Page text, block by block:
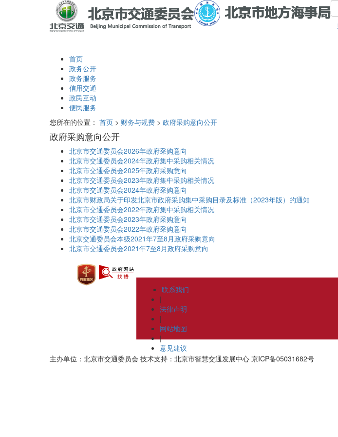
首页
政务公开
政务服务
信用交通
政民互动
便民服务
您所在的位置： 首页 > 财务与规费 > 政府采购意向公开
政府采购意向公开
北京市交通委员会2026年政府采购意向
北京市交通委员会2024年政府集中采购相关情况
北京市交通委员会2025年政府采购意向
北京市交通委员会2023年政府集中采购相关情况
北京市交通委员会2024年政府采购意向
北京市财政局关于印发北京市政府采购集中采购目录及标准（2023年版）的通知
北京市交通委员会2022年政府集中采购相关情况
北京市交通委员会2023年政府采购意向
北京市交通委员会2022年政府采购意向
北京交通委员会本级2021年7至8月政府采购意向
北京市交通委员会2021年7至8月政府采购意向
联系我们
|
法律声明
|
网站地图
|
意见建议
主办单位：北京市交通委员会 技术支持：北京市智慧交通发展中心 京ICP备05031682号